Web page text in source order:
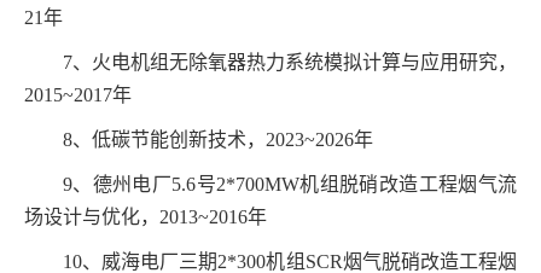
21年
7、火电机组无除氧器热力系统模拟计算与应用研究，
2015~2017年
8、低碳节能创新技术， 2023~2026年
9、德州电厂5.6号2*700MW机组脱硝改造工程烟气流
场设计与优化， 2013~2016年
10、威海电厂三期2*300机组 SCR烟气脱硝改造工程烟